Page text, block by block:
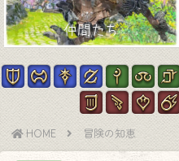
仲間たち
HOME 冒険の知恵